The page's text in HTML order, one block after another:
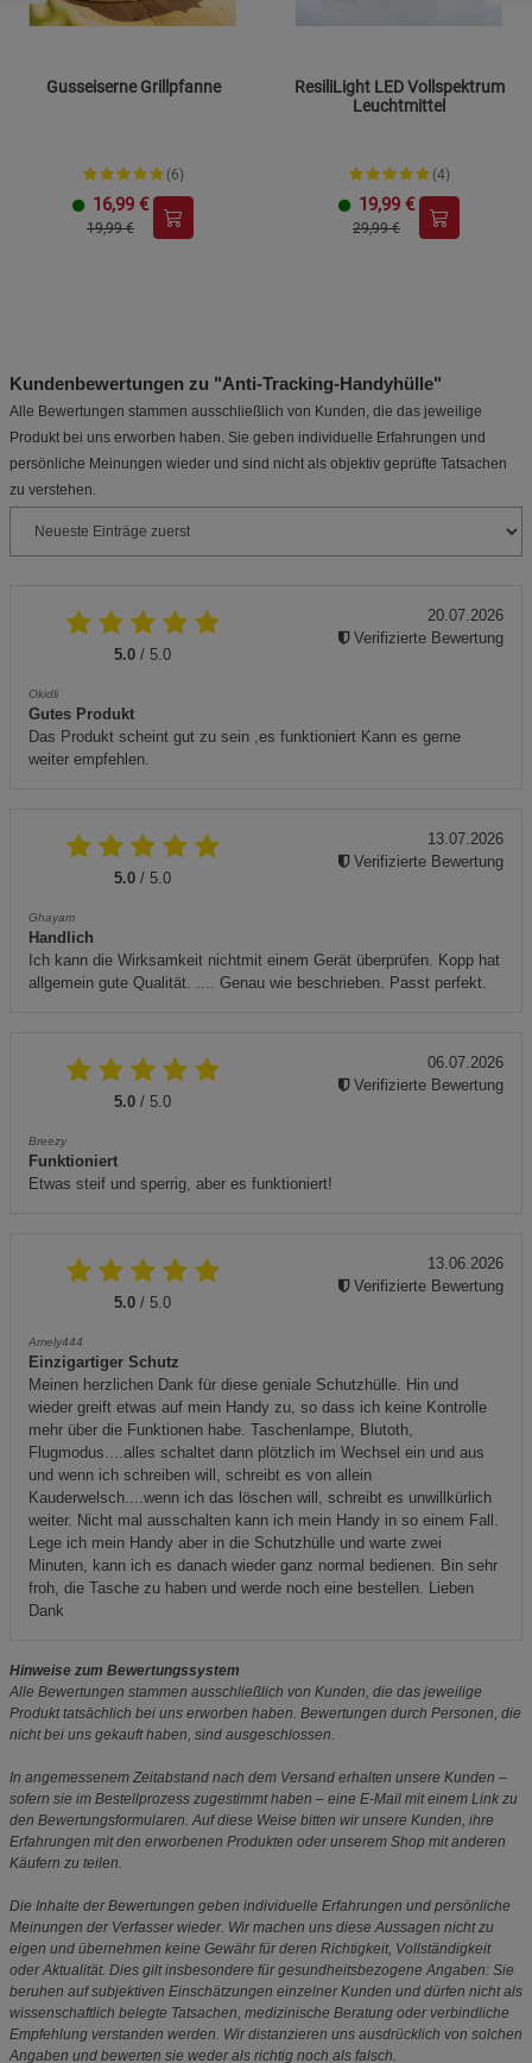
Gusseiserne Grillpfanne
(6)
16,99 €
19,99 €
ResiliLight LED Vollspektrum
Leuchtmittel
(4)
19,99 €
29,99 €
Kundenbewertungen zu "Anti-Tracking-Handyhülle"
Alle Bewertungen stammen ausschließlich von Kunden, die das jeweilige
Produkt bei uns erworben haben. Sie geben individuelle Erfahrungen und
persönliche Meinungen wieder und sind nicht als objektiv geprüfte Tatsachen
zu verstehen.
5.0 / 5.0
Okidli
Gutes Produkt
Das Produkt scheint gut zu sein ,es funktioniert Kann es gerne
weiter empfehlen.
20.07.2026
Verifizierte Bewertung
5.0 / 5.0
Ghayam
Handlich
Ich kann die Wirksamkeit nichtmit einem Gerät überprüfen. Kopp hat
allgemein gute Qualität. .... Genau wie beschrieben. Passt perfekt.
13.07.2026
Verifizierte Bewertung
5.0 / 5.0
Breezy
Funktioniert
Etwas steif und sperrig, aber es funktioniert!
06.07.2026
Verifizierte Bewertung
5.0 / 5.0
Amely444
Einzigartiger Schutz
Meinen herzlichen Dank für diese geniale Schutzhülle. Hin und
wieder greift etwas auf mein Handy zu, so dass ich keine Kontrolle
mehr über die Funktionen habe. Taschenlampe, Blutoth,
Flugmodus....alles schaltet dann plötzlich im Wechsel ein und aus
und wenn ich schreiben will, schreibt es von allein
Kauderwelsch....wenn ich das löschen will, schreibt es unwillkürlich
weiter. Nicht mal ausschalten kann ich mein Handy in so einem Fall.
Lege ich mein Handy aber in die Schutzhülle und warte zwei
Minuten, kann ich es danach wieder ganz normal bedienen. Bin sehr
froh, die Tasche zu haben und werde noch eine bestellen. Lieben
Dank
13.06.2026
Verifizierte Bewertung
Hinweise zum Bewertungssystem
Alle Bewertungen stammen ausschließlich von Kunden, die das jeweilige
Produkt tatsächlich bei uns erworben haben. Bewertungen durch Personen, die
nicht bei uns gekauft haben, sind ausgeschlossen.
In angemessenem Zeitabstand nach dem Versand erhalten unsere Kunden –
sofern sie im Bestellprozess zugestimmt haben – eine E-Mail mit einem Link zu
den Bewertungsformularen. Auf diese Weise bitten wir unsere Kunden, ihre
Erfahrungen mit den erworbenen Produkten oder unserem Shop mit anderen
Käufern zu teilen.
Die Inhalte der Bewertungen geben individuelle Erfahrungen und persönliche
Meinungen der Verfasser wieder. Wir machen uns diese Aussagen nicht zu
eigen und übernehmen keine Gewähr für deren Richtigkeit, Vollständigkeit
oder Aktualität. Dies gilt insbesondere für gesundheitsbezogene Angaben: Sie
beruhen auf subjektiven Einschätzungen einzelner Kunden und dürfen nicht als
wissenschaftlich belegte Tatsachen, medizinische Beratung oder verbindliche
Empfehlung verstanden werden. Wir distanzieren uns ausdrücklich von solchen
Angaben und bewerten sie weder als richtig noch als falsch.